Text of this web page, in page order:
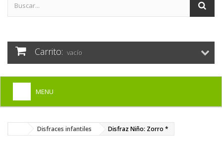
Carrito: vacío
MENU
DISFRACES PARA ADULTOS
Disfraces infantiles Disfraz Niño: Zorro *